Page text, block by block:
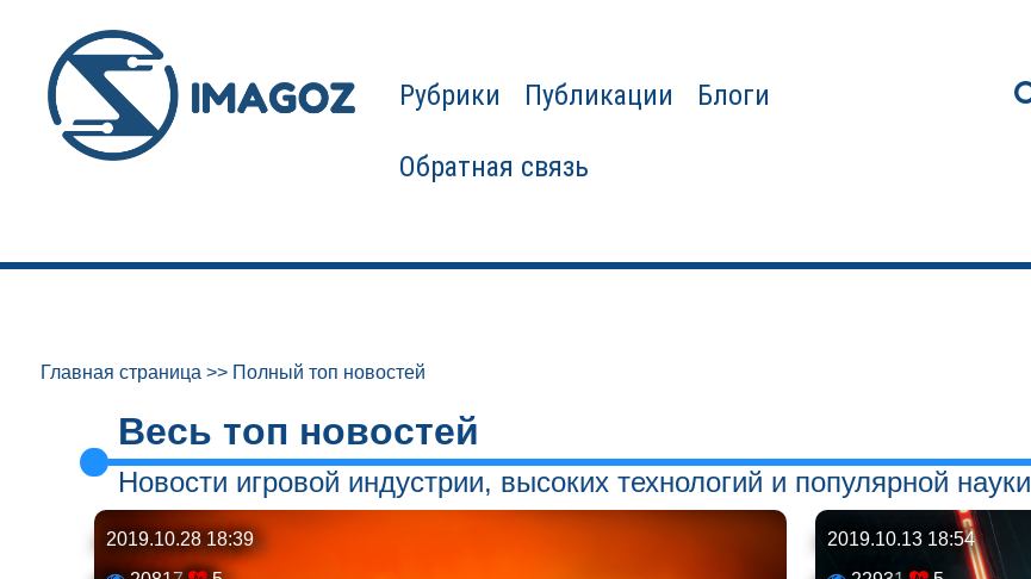
Рубрики Публикации Блоги
Обратная связь
Главная страница >> Полный топ новостей
Весь топ новостей
Новости игровой индустрии, высоких технологий и популярной науки
2019.10.28 18:39
2019.10.13 18:54